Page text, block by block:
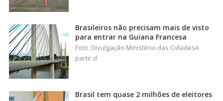
Brasileiros não precisam mais de visto
para entrar na Guiana Francesa
Foto: Divulgação Ministério das CidadesA
partir d
Brasil tem quase 2 milhões de eleitores